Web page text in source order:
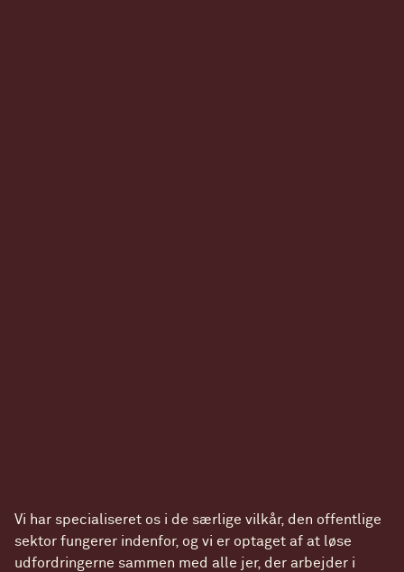
Vi har specialiseret os i de særlige vilkår, den offentlige
sektor fungerer indenfor, og vi er optaget af at løse
udfordringerne sammen med alle jer, der arbejder i